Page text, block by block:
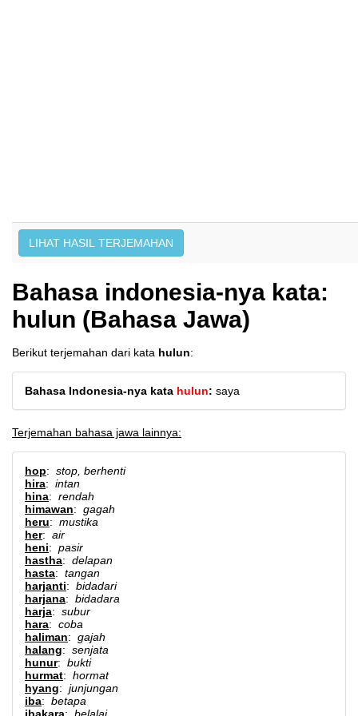
Bahasa indonesia-nya kata:
hulun (Bahasa Jawa)
Berikut terjemahan dari kata hulun:
Bahasa Indonesia-nya kata hulun: saya
Terjemahan bahasa jawa lainnya:
hop: stop, berhenti
hira: intan
hina: rendah
himawan: gagah
heru: mustika
her: air
heni: pasir
hastha: delapan
hasta: tangan
harjanti: bidadari
harjana: bidadara
harja: subur
hara: coba
haliman: gajah
halang: senjata
hunur: bukti
hurmat: hormat
hyang: junjungan
iba: betapa